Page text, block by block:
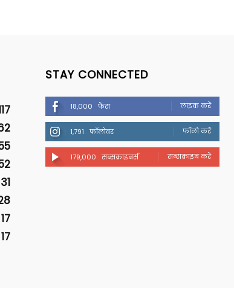
31
17
17
STAY CONNECTED
18,000 फैंस लाइक करें
1,791 फॉलोवर फॉलो करें
179,000 सब्सक्राइबर्स सब्सक्राइब करें